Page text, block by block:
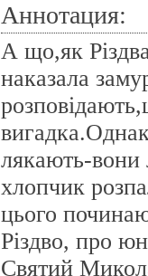
Аннотация:
А що,як
наказала
лякають-вони
хлопчик
цього
Різдво, про
Святий